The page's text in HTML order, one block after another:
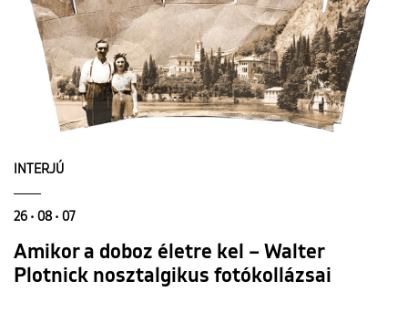
INTERJÚ
26 • 08 • 07
Amikor a doboz életre kel – Walter
Plotnick nosztalgikus fotókollázsai